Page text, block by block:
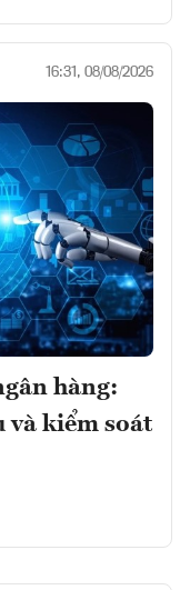
16:31, 08/08/2026
hàng:
và kiểm soát